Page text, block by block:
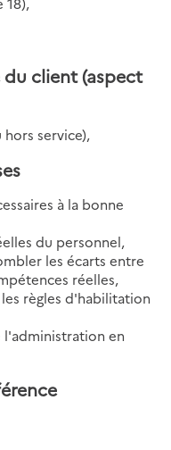
du client (aspect
service),
à la bonne
du personnel,
les écarts entre
réelles,
règles d'habilitation
l'administration en